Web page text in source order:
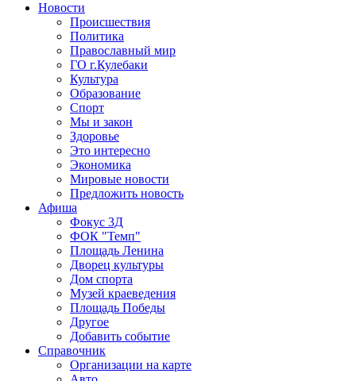
Новости
Происшествия
Политика
Православный мир
ГО г.Кулебаки
Культура
Образование
Спорт
Мы и закон
Здоровье
Это интересно
Экономика
Мировые новости
Предложить новость
Афиша
Фокус 3Д
ФОК "Темп"
Площадь Ленина
Дворец культуры
Дом спорта
Музей краеведения
Площадь Победы
Другое
Добавить событие
Справочник
Организации на карте